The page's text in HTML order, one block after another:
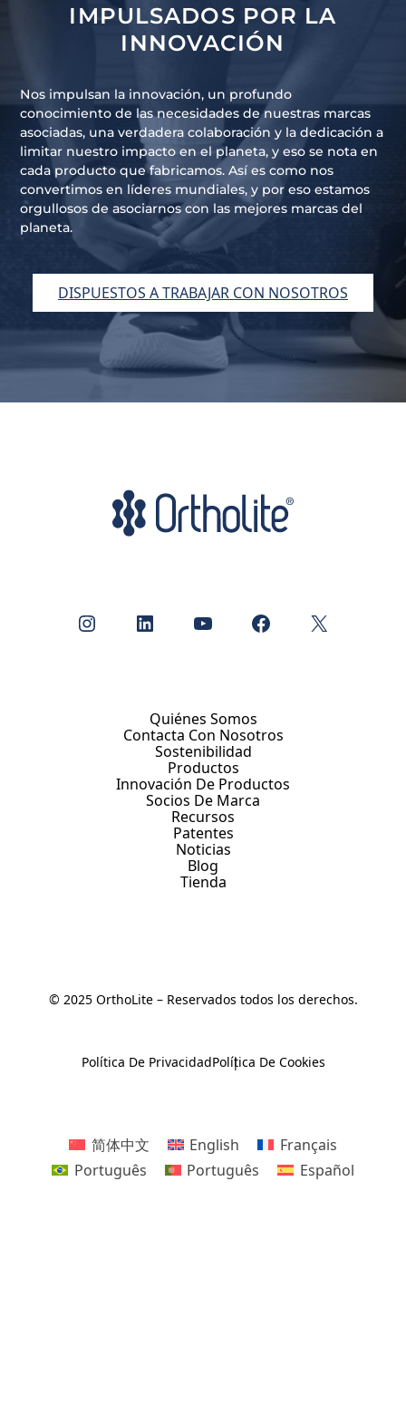
IMPULSADOS POR LA
INNOVACIÓN
Nos impulsan la innovación, un profundo
conocimiento de las necesidades de nuestras marcas
asociadas, una verdadera colaboración y la dedicación a
limitar nuestro impacto en el planeta, y eso se nota en
cada producto que fabricamos. Así es como nos
convertimos en líderes mundiales, y por eso estamos
orgullosos de asociarnos con las mejores marcas del
planeta.
DISPUESTOS A TRABAJAR CON NOSOTROS
Instagram LinkedIn YouTube Facebook X
Quiénes Somos
Contacta Con Nosotros
Sostenibilidad
Productos
Innovación De Productos
Socios De Marca
Recursos
Patentes
Noticias
Blog
Tienda
© 2025 OrthoLite – Reservados todos los derechos.
Política De PrivacidadPolítica De Cookies
简体中文 English
Français
Português
Português Español